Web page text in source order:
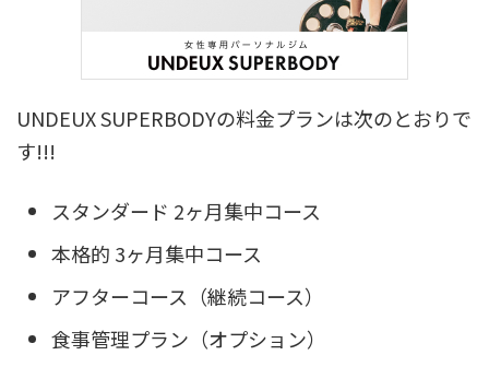
UNDEUX SUPERBODYの料金プランは次のとおりで
す!!!
スタンダード 2ヶ月集中コース
本格的 3ヶ月集中コース
アフターコース（継続コース）
食事管理プラン（オプション）